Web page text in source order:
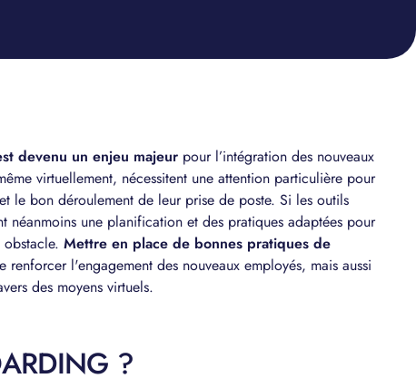
devenu un enjeu majeur pour l’intégration des nouveaux
virtuellement, nécessitent une attention particulière pour
le bon déroulement de leur prise de poste. Si les outils
une planification et des pratiques adaptées pour
obstacle.Mettre en place de bonnes pratiques de
renforcer l'engagement des nouveaux employés, mais aussi
des moyens virtuels.
?